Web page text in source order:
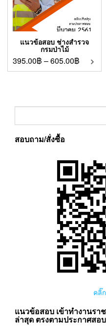
แนวข้อสอบ ช่างสำรวจ
กรมป่าไม้
395.00฿ –605.00฿
สอบถาม/สั่งซื้อ
คลิ๊
แนวข้อสอบ เข้าทำงานรา
ล่าสุด ตรงตามประกาศสอ